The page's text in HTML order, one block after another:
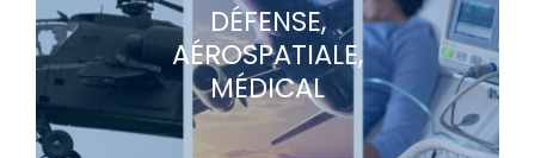
DÉFENSE,
AÉROSPATIALE,
MÉDICAL